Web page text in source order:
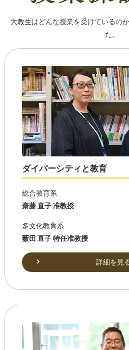
大教生はどんな授業を受けているの
た。
ダイバーシティと教育
総合教育系
齋藤 直子 准教授
多文化教育系
薮田 直子 特任准教授
詳細を見